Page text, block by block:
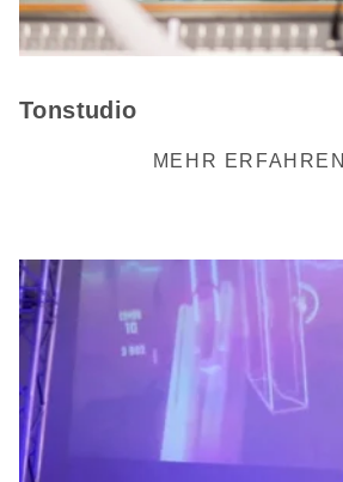
Tonstudio
MEHR ERFAHREN